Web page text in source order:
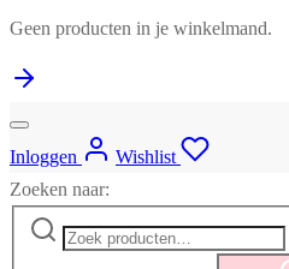
Geen producten in je winkelmand.
Inloggen
Wishlist
Zoeken naar: